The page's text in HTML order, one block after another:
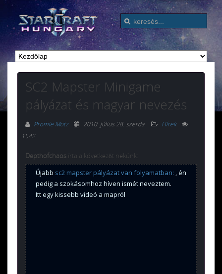
SC2 Mapster Minigame
pályázat és magyar nevezés
Promie Motz 2010. július 28. szerda.
Hírek
1542
Depthofchaos írta a következőt nekünk:
Újabb sc2 mapster pályázat van folyamatban: , én
pedig a szokásomhoz híven ismét neveztem.
Itt egy kissebb videó a mapról